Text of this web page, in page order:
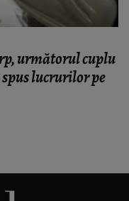
următorul cuplu
lucrurilor pe